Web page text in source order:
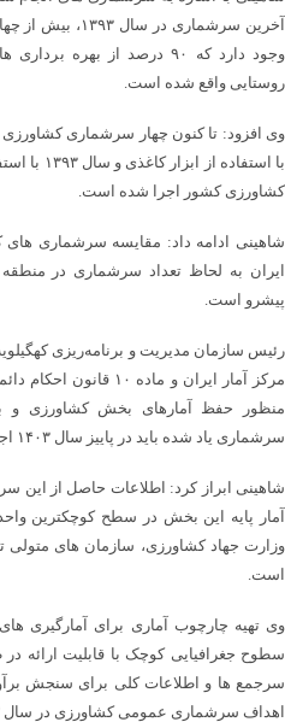
آخرین سرشماری
وجود دارد که ۹۰ درصد از
روستایی واقع شده است.
با
کشاورزی کشور اجرا شده است.
شاهینی ادامه داد: مقایسه سرشماری
ایران به لحاظ تعداد سرشماری در
پیشرو است.
منظور حفظ آمارهای بخش کشاورزی و
سرشماری یاد شده باید در پاییز سال ۱۴۰۳ اجرا شود.
شاهینی ابراز کرد: اطلاعات حاصل از این
آمار پایه این بخش در سطح کوچکترین واحد
وزارت جهاد کشاورزی، سازمان های متولی
است.
وی تهیه چارچوب آماری برای آمارگیری
سطوح جغرافیایی کوچک با قابلیت ارائه
سرجمع ها و اطلاعات کلی برای سنجش
اهداف سرشماری عمومی کشاورزی در سال ۱۴۰۳ عنوان کرد.